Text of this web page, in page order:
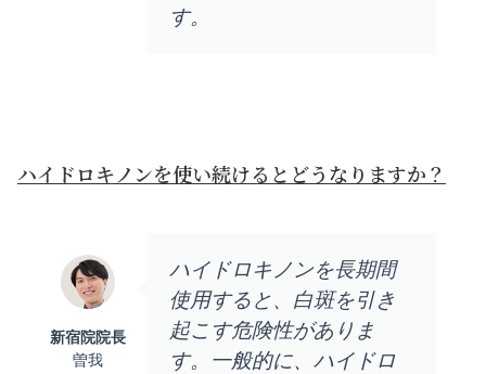
す。
ハイドロキノンを使い続けるとどうなりますか？
ハイドロキノンを長期間
使用すると、白斑を引き
起こす危険性がありま
す。一般的に、ハイドロ
新宿院院長
曽我